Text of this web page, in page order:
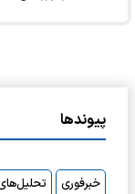
پیوندها
خبرفوری